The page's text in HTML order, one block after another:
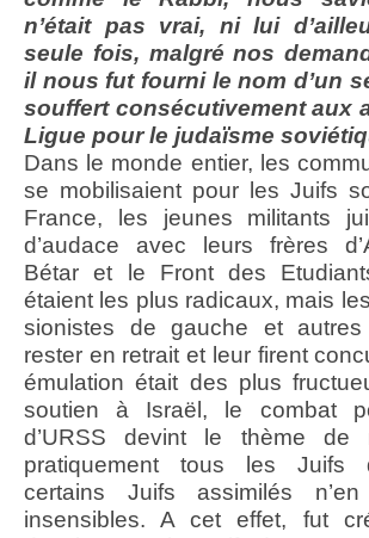
n’était pas vrai, ni lui
seule fois, malgré nos
il nous fut fourni le nom d’un
souffert consécutivement aux
Ligue pour le judaïsme
Dans le monde entier, les
se mobilisaient pour les Juifs
France, les jeunes militants
d’audace avec leurs frères
Bétar et le Front des
étaient les plus radicaux, mais
sionistes de gauche et
rester en retrait et leur firent
émulation était des plus
soutien à Israël, le combat
d’URSS devint le thème de
pratiquement tous les Juifs
certains Juifs assimilés
insensibles. A cet effet, fut